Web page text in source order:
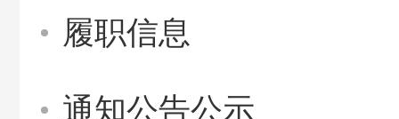
履职信息
通知公告公示